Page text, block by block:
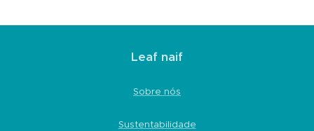
Leaf naif
Sobre nós
Sustentabilidade